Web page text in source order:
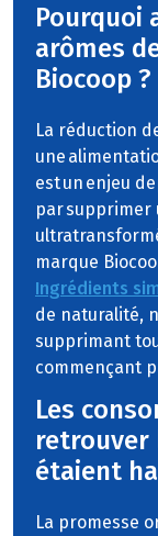
Pourquoi
arômes
Biocoop ?
La réduction
une
est un enjeu
par supprimer
marque
Ingrédients
de naturalité,
supprimant
commençant
Les
retrouver
étaient
La promesse